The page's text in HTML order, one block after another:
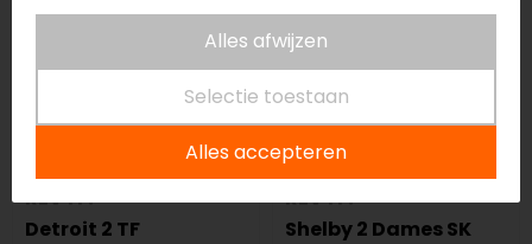
REV'IT!
Detroit 2 TF
REV'IT!
Shelby 2 Dames SK
Alles afwijzen
Selectie toestaan
Alles accepteren